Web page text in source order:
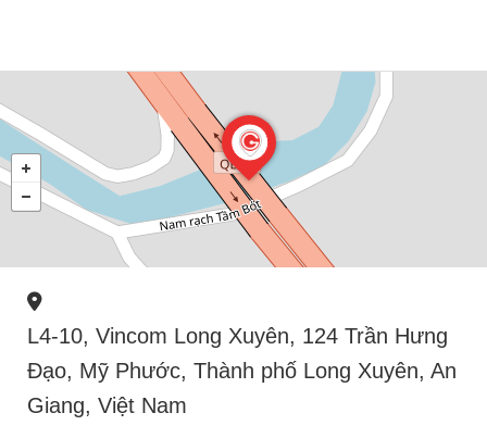
L4-10, Vincom Long Xuyên, 124 Trần Hưng
Đạo, Mỹ Phước, Thành phố Long Xuyên, An
Giang, Việt Nam